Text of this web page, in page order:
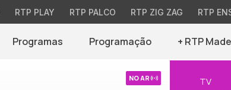
RTP PLAY RTP PALCO RTP ZIG ZAG RTP
Programas Programação + RTP
NO AR TV